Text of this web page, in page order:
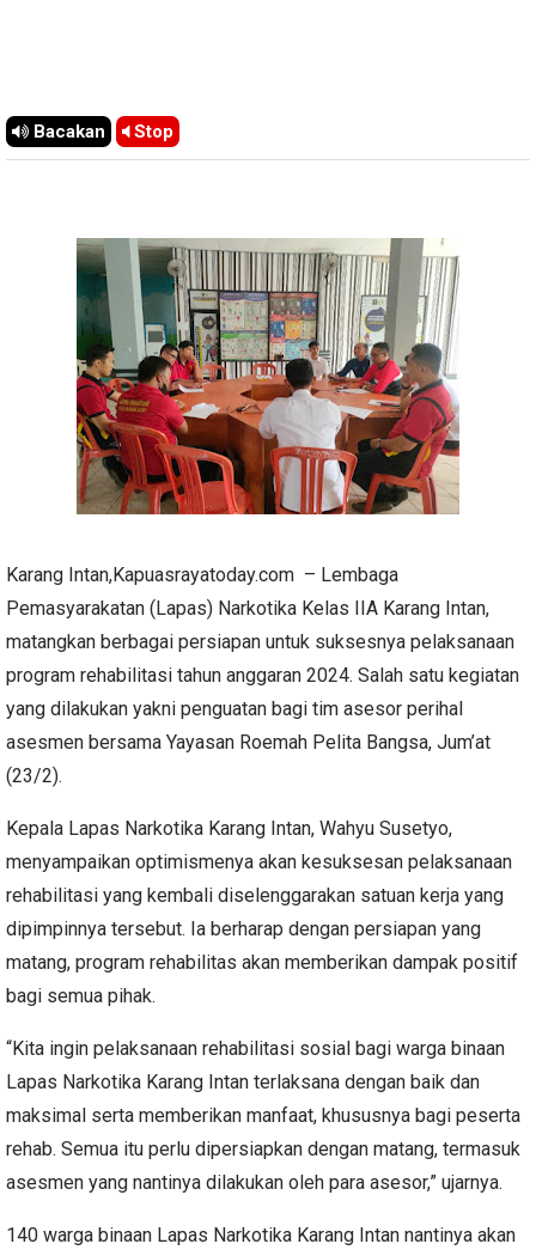
Bacakan Stop
Karang Intan,Kapuasrayatoday.com – Lembaga
Pemasyarakatan (Lapas) Narkotika Kelas IIA Karang Intan,
matangkan berbagai persiapan untuk suksesnya pelaksanaan
program rehabilitasi tahun anggaran 2024. Salah satu kegiatan
yang dilakukan yakni penguatan bagi tim asesor perihal
asesmen bersama Yayasan Roemah Pelita Bangsa, Jum’at
(23/2).
Kepala Lapas Narkotika Karang Intan, Wahyu Susetyo,
menyampaikan optimismenya akan kesuksesan pelaksanaan
rehabilitasi yang kembali diselenggarakan satuan kerja yang
dipimpinnya tersebut. Ia berharap dengan persiapan yang
matang, program rehabilitas akan memberikan dampak positif
bagi semua pihak.
“Kita ingin pelaksanaan rehabilitasi sosial bagi warga binaan
Lapas Narkotika Karang Intan terlaksana dengan baik dan
maksimal serta memberikan manfaat, khususnya bagi peserta
rehab. Semua itu perlu dipersiapkan dengan matang, termasuk
asesmen yang nantinya dilakukan oleh para asesor,” ujarnya.
140 warga binaan Lapas Narkotika Karang Intan nantinya akan